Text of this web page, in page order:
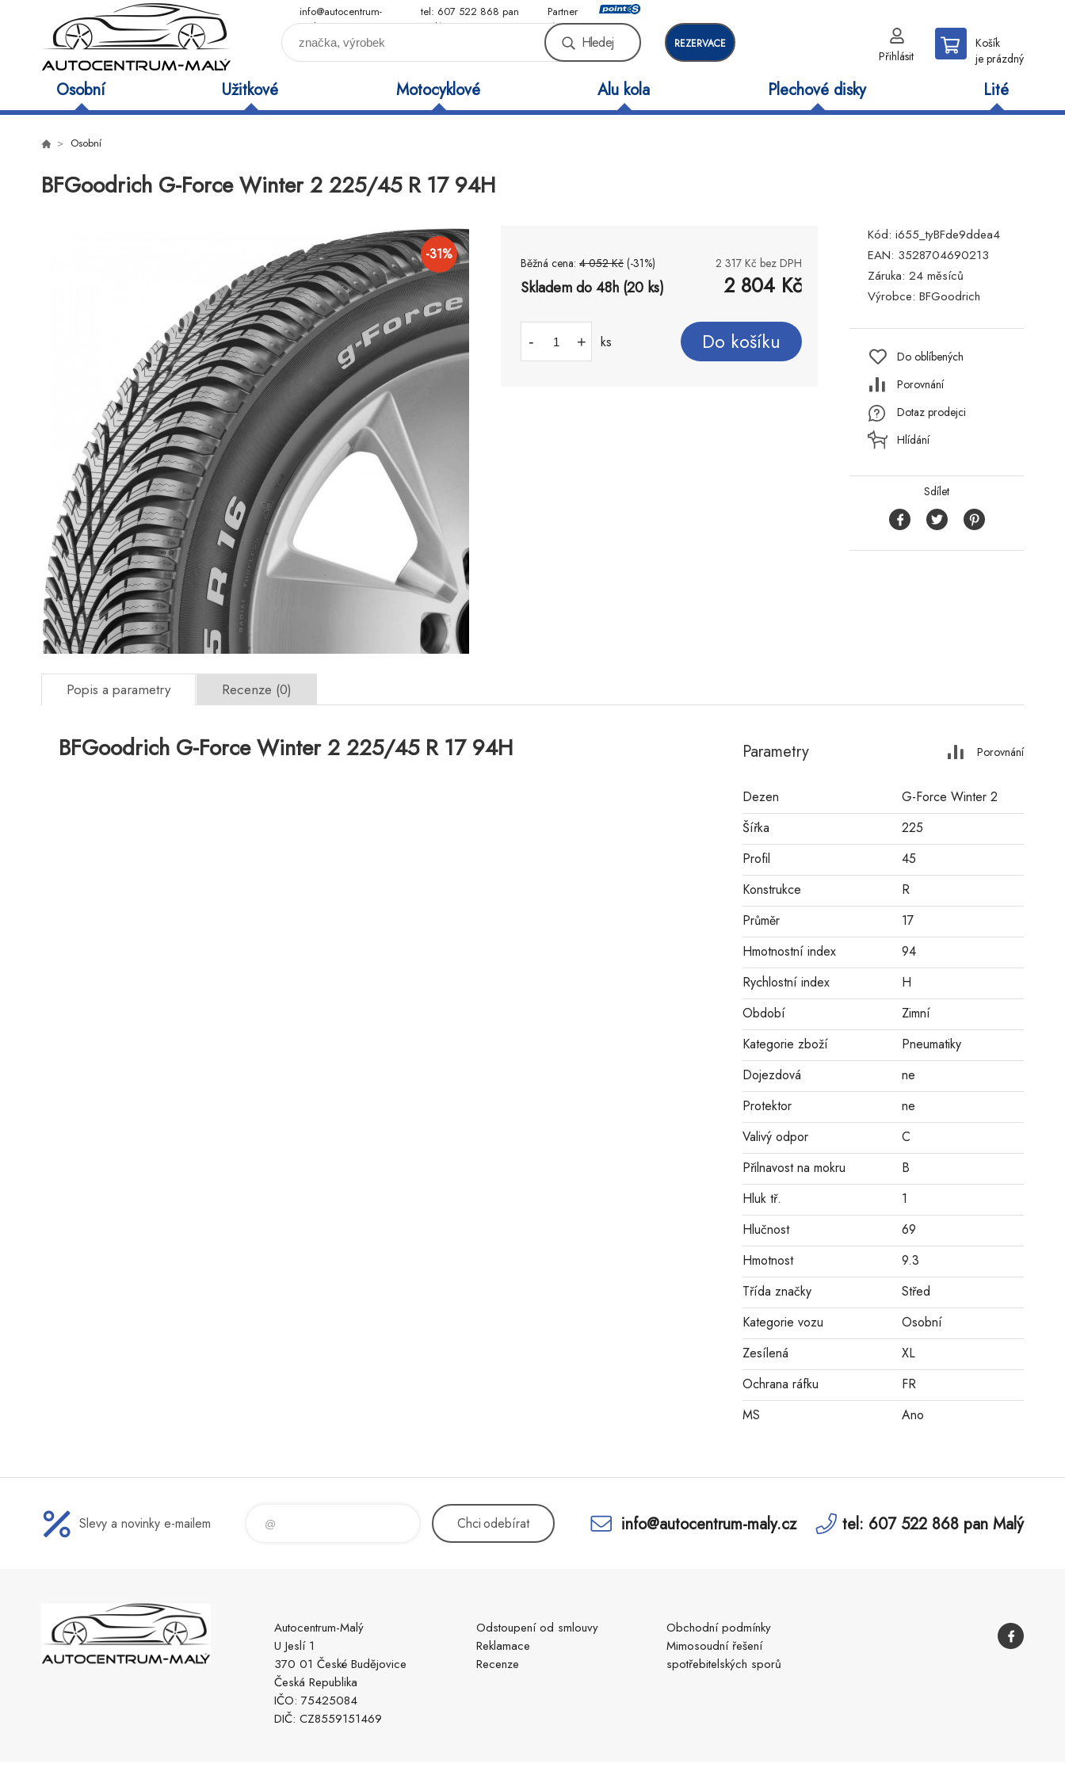
info@autocentrum-
maly.cz
tel: 607 522 868 pan
Malý
Partner
sítě
Hledej REZERVACE
Přihlásit
Košík
je prázdný
Osobní Užitkové Motocyklové Alu kola Plechové disky Lité
Osobní
BFGoodrich G-Force Winter 2 225/45 R 17 94H
-31% Běžná cena: 4 052 Kč (-31%) 2 317 Kč bez DPH
Skladem do 48h (20 ks) 2 804 Kč
- + ks Do košíku
Kód: i655_tyBFde9ddea4
EAN: 3528704690213
Záruka: 24 měsíců
Výrobce: BFGoodrich
Do oblíbených
Porovnání
Dotaz prodejci
Hlídání
Sdílet
Popis a parametry Recenze (0)
BFGoodrich G-Force Winter 2 225/45 R 17 94H Parametry Porovnání
Dezen
G-Force Winter 2
Šířka
225
Profil
45
Konstrukce
R
Průměr
17
Hmotnostní index
94
Rychlostní index
H
Období
Zimní
Kategorie zboží
Pneumatiky
Dojezdová
ne
Protektor
ne
Valivý odpor
C
Přilnavost na mokru
B
Hluk tř.
1
Hlučnost
69
Hmotnost
9.3
Třída značky
Střed
Kategorie vozu
Osobní
Zesílená
XL
Ochrana ráfku
FR
MS
Ano
Slevy a novinky e-mailem Chciodebírat info@autocentrum-maly.cz tel: 607 522 868 pan Malý
Autocentrum-Malý
U Jeslí 1
370 01 České Budějovice
Česká Republika
IČO: 75425084
DIČ: CZ8559151469
Odstoupení od smlouvy
Reklamace
Recenze
Obchodní podmínky
Mimosoudní řešení
spotřebitelských sporů